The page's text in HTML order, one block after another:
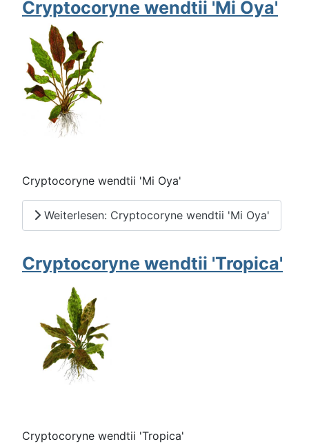
Cryptocoryne wendtii 'Mi Oya'
Cryptocoryne wendtii 'Mi Oya'
Weiterlesen: Cryptocoryne wendtii 'Mi Oya'
Cryptocoryne wendtii 'Tropica'
Cryptocoryne wendtii 'Tropica'